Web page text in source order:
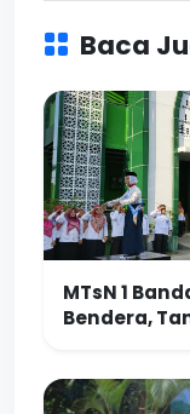
Baca
MTsN 1
Bendera,